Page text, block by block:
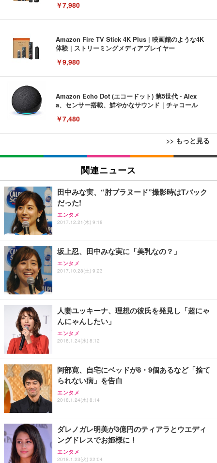
￥7,980
Amazon Fire TV Stick 4K Plus | 映画館のような4K
体験 | ストリーミングメディアプレイヤー
￥9,980
Amazon Echo Dot (エコードット) 第5世代 - Alex
a、センサー搭載、鮮やかなサウンド｜チャコール
￥7,480
>> もっと見る
[EdoErgo] オフィスチェア 椅子 テレワーク 疲れな
い 跳ね上げ式アームレスト コンパクト 約105度ロッ
キング pc 事務椅子 360度回転 座面昇降 強化ナイロ
ン樹脂ベース 通気性メッシュ 在宅ワーク H-WY01
(黒網+黒枠+黒足)
￥5,699
SIHOO B100 オフィスチェア／デスクチェア メッシ
Sezlife オフィスチェア デスクチェア 疲れない テレ
ョン PCチェア 通気性メッシュ ゲーミング/勉強/事
務用 おしゃれ パソコンチェア (ブラック)
￥7,680
Sezlife オフィスチェア デスクチェア 疲れない テレ
ワーク チェア 強化バックレスト 30度ロッキング機
ョン PCチェア 通気性メッシュ ゲーミング/勉強/事
務用 おしゃれ パソコンチェア (ホワイト)
ANDWINT オフィスチェア デスクチェア 肘なし メ
ッシュ 通気性 ランバーサポート付き 腰サポート ガ
ス圧無段階昇降 360度回転 キャスター付き コンパク
EIZO ビジネス向けプレミアムモニター | FlexScan
EV3240X-WT | 31.5型4K UHD・USB Type-C・ホワ
￥105,595
EIZO ビジネス向けプレミアムモニター | FlexScan
EV2740X-WT | 27.0型4K UHD・USB Type-C・ホワ
￥109,572
【整備済み品】Dell E2724HS 27インチ 液晶モニタ
ー フルHD（1920×1080）VA 非光沢 HDMI/DisplayP
【MiniLED/24.5inch/280Hz/FHD】GRAPHT THE S
HOOTER Gaming Monitor 24” Essential ゲーミン
グモニター QD 24.5インチ 1ms FHD 量子ドット 残
Amazonベーシック ペットシーツ 薄型 レギュラー 1
回使い捨て 無香料 ホワイト 300枚
￥3,373
Amazonベーシック ペットシーツ 厚型 ワイド 42枚
Smart Basic(スマートベーシック) 【Amazon.co.jp
限定】 Smart Basic アイリスオーヤマ ペットシーツ
アイリスオーヤマ ペットシーツ 超厚型 お徳用 レギ
ュラー 200枚入【Amazon.co.jp限定】
関連ニュース
田中みな実、“肘ブラヌード”撮影時はTバック
だった!
エンタメ
2017.12.21(木) 9:18
坂上忍、田中みな実に「美乳なの？」
エンタメ
2017.10.28(土) 9:23
人妻ユッキーナ、理想の彼氏を発見し「超にゃ
んにゃんしたい」
エンタメ
2018.1.24(水) 8:12
阿部寛、自宅にベッドが8・9個あるなど「捨て
られない病」を告白
エンタメ
2018.1.24(水) 8:14
ダレノガレ明美が3億円のティアラとウエディ
ングドレスでお姫様に！
エンタメ
2018.1.23(火) 22:04